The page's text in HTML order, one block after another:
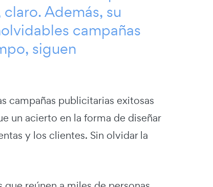
Además, su
campañas
siguen
campañas publicitarias exitosas
un acierto en la forma de diseñar
y los clientes. Sin olvidar la